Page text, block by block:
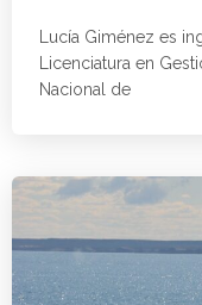
Lucía Giménez es
Licenciatura en
Nacional de